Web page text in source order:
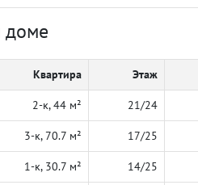
доме
Квартира Этаж
2-к, 44 м² 21/24
3-к, 70.7 м² 17/25
1-к, 30.7 м² 14/25